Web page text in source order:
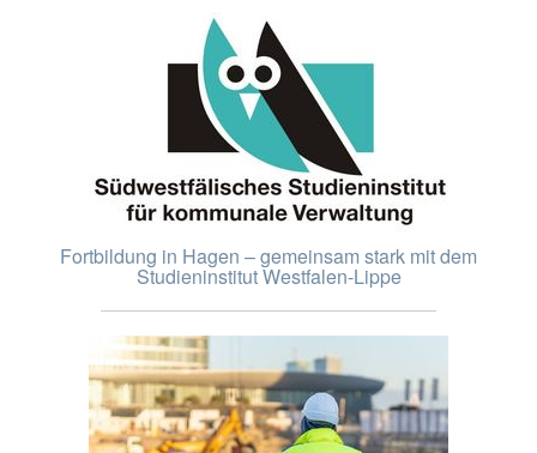
Fortbildung in Hagen – gemeinsam stark mit dem
Studieninstitut Westfalen-Lippe